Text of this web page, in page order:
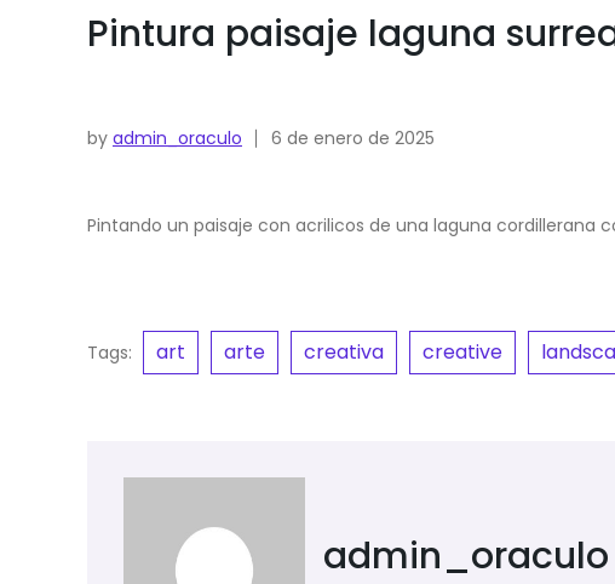
Pintura paisaje laguna
by admin_oraculo 6 de enero de 2025
Pintando un paisaje con acrilicos de una laguna cordillerana
Tags: art arte creativa creative
admin_oraculo